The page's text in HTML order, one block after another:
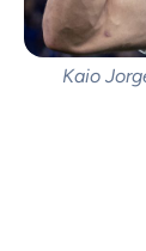
Kaio